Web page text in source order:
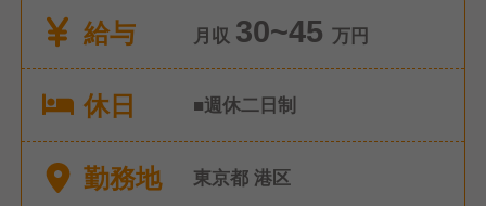
給与
月収 30~45 万円
休日 ■週休二日制
勤務地 東京都 港区